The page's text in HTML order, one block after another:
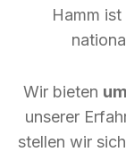
Hamm ist
Wir bieten
unserer
stellen wir